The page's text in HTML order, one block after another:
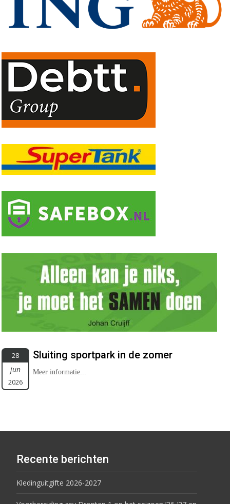
28
jun
2026
Sluiting sportpark in de zomer
Meer informatie...
Recente berichten
Kledinguitgifte 2026-2027